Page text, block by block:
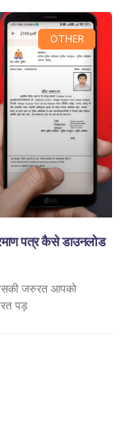
OTHER
पत्र कैसे डाउनलोड
जरुरत आपको
पड़